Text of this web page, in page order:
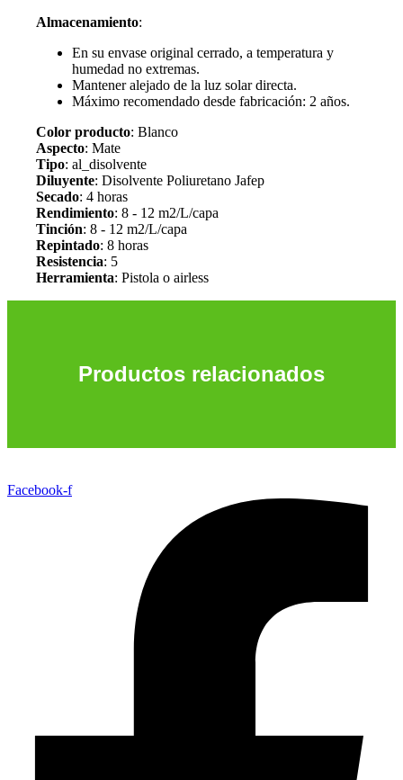
Almacenamiento:
En su envase original cerrado, a temperatura y
humedad no extremas.
Mantener alejado de la luz solar directa.
Máximo recomendado desde fabricación: 2 años.
Color producto: Blanco
Aspecto: Mate
Tipo: al_disolvente
Diluyente: Disolvente Poliuretano Jafep
Secado: 4 horas
Rendimiento: 8 - 12 m2/L/capa
Tinción: 8 - 12 m2/L/capa
Repintado: 8 horas
Resistencia: 5
Herramienta: Pistola o airless
Productos relacionados
Facebook-f